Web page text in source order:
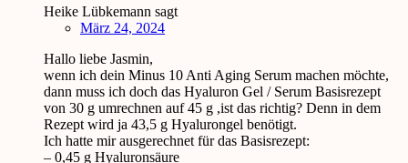
Heike Lübkemann sagt
März 24, 2024
Hallo liebe Jasmin,
wenn ich dein Minus 10 Anti Aging Serum machen möchte,
dann muss ich doch das Hyaluron Gel / Serum Basisrezept
von 30 g umrechnen auf 45 g ,ist das richtig? Denn in dem
Rezept wird ja 43,5 g Hyalurongel benötigt.
Ich hatte mir ausgerechnet für das Basisrezept:
– 0,45 g Hyaluronsäure